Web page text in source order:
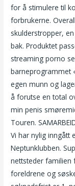
for å stimulere til
forbrukerne.
skulderstropper,
bak. Produktet
streaming porno
barneprogrammet
egen munn og
å forutse en total
min penis
Touren.
Vi har nylig inngått
Neptunklubben.
nettsteder familien
foreldrene og